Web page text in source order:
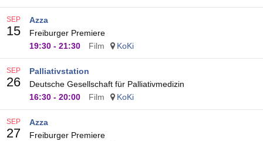
Azza
Freiburger Premiere
19:30 - 21:30 Film KoKi
SEP
15
Palliativstation
Deutsche Gesellschaft für Palliativmedizin
16:30 - 20:00 Film KoKi
SEP
26
Azza
Freiburger Premiere
SEP
27